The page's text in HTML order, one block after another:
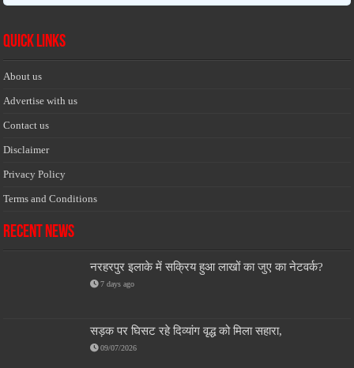
Quick Links
About us
Advertise with us
Contact us
Disclaimer
Privacy Policy
Terms and Conditions
Recent News
नरहरपुर इलाके में सक्रिय हुआ लाखों का जुए का नेटवर्क?
7 days ago
सड़क पर घिसट रहे दिव्यांग वृद्ध को मिला सहारा,
09/07/2026